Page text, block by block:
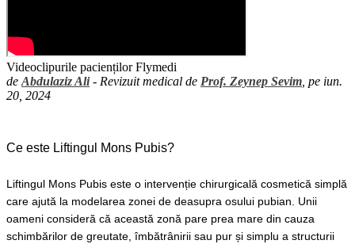
Videoclipurile pacienților Flymedi
de Abdulaziz Ali- Revizuit medical de Prof. Zeynep Sevim , pe iun.
20, 2024
Ce este Liftingul Mons Pubis?
Liftingul Mons Pubis este o intervenție chirurgicală cosmetică simplă
care ajută la modelarea zonei de deasupra osului pubian. Unii
oameni consideră că această zonă pare prea mare din cauza
schimbărilor de greutate, îmbătrânirii sau pur și simplu a structurii